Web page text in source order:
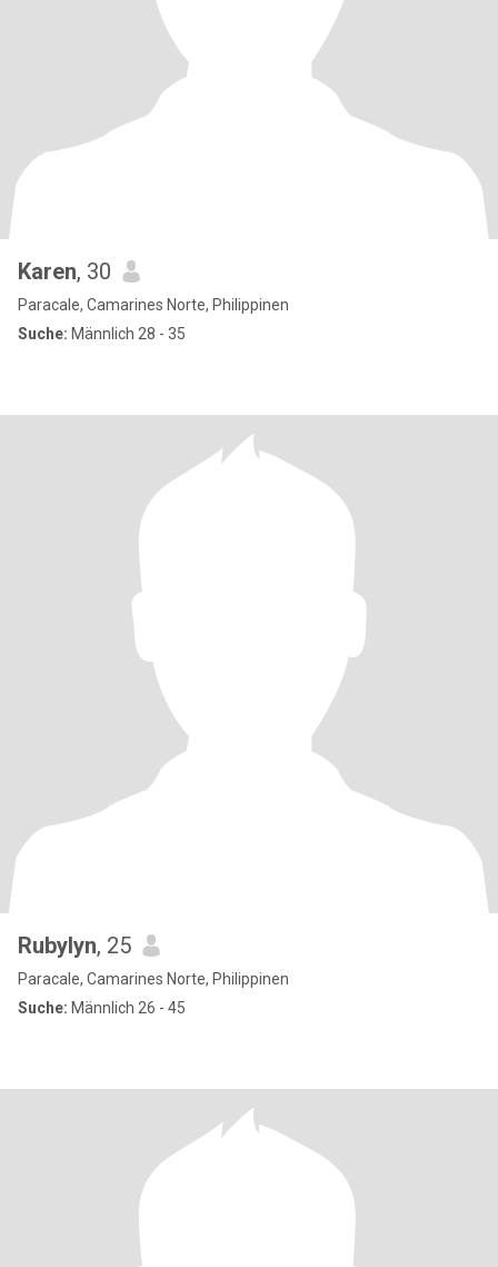
Karen, 30
Paracale, Camarines Norte, Philippinen
Suche: Männlich 28 - 35
Rubylyn, 25
Paracale, Camarines Norte, Philippinen
Suche: Männlich 26 - 45